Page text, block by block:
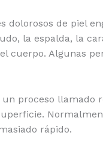
de piel
la espalda, la
cuerpo. Algunas
proceso llamado
rápido.